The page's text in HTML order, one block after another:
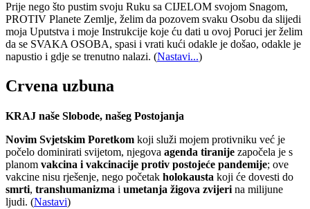
Prije nego što pustim svoju Ruku sa CIJELOM svojom Snagom,
PROTIV Planete Zemlje, želim da pozovem svaku Osobu da slijedi
moja Uputstva i moje Instrukcije koje ću dati u ovoj Poruci jer želim
da se SVAKA OSOBA, spasi i vrati kući odakle je došao, odakle je
napustio i gdje se trenutno nalazi. (Nastavi...)
Crvena uzbuna
KRAJ naše Slobode, našeg Postojanja
Novim Svjetskim Poretkom koji služi mojem protivniku već je
počelo dominirati svijetom, njegova agenda tiranije započela je s
planom vakcina i vakcinacije protiv postojeće pandemije; ove
vakcine nisu rješenje, nego početak holokausta koji će dovesti do
smrti, transhumanizma i umetanja žigova zvijeri na milijune
ljudi. (Nastavi)